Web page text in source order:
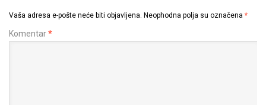
Vaša adresa e-pošte neće biti objavljena. Neophodna polja su označena *
Komentar*